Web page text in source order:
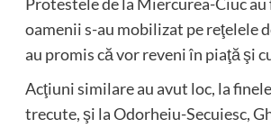
oamenii s-au mobilizat pe reţelele
au promis că vor reveni în piaţă şi
Acţiuni similare au avut loc, la
trecute, şi la Odorheiu-Secuiesc,